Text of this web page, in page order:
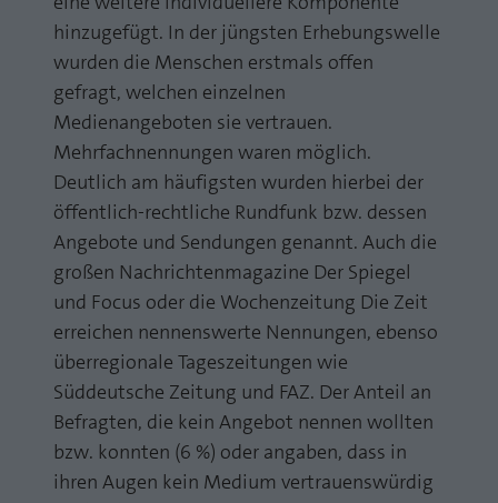
hinzugefügt. In der jüngsten Erhebungswelle
wurden die Menschen erstmals offen
gefragt, welchen einzelnen
Medienangeboten sie vertrauen.
Mehrfachnennungen waren möglich.
Deutlich am häufigsten wurden hierbei der
öffentlich-rechtliche Rundfunk bzw. dessen
Angebote und Sendungen genannt. Auch die
großen Nachrichtenmagazine Der Spiegel
und Focus oder die Wochenzeitung Die Zeit
erreichen nennenswerte Nennungen, ebenso
überregionale Tageszeitungen wie
Süddeutsche Zeitung und FAZ. Der Anteil an
Befragten, die kein Angebot nennen wollten
bzw. konnten (6 %) oder angaben, dass in
ihren Augen kein Medium vertrauenswürdig
Zweck PHPs Standard Sitzungs Identifikation
Laufzeit 1 Jahr
Zweck
Cookie von AT INTERNET zur Steuerung der
erweiterten Script- und Ereignisbehandlung